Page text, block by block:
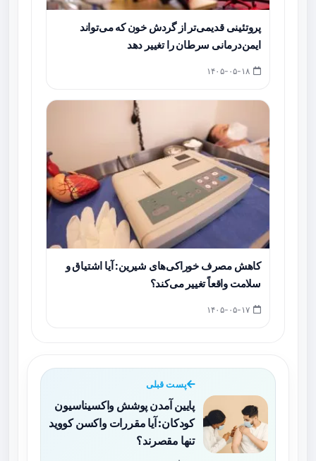
پروتئینی قدیمی‌تر از گردش خون که می‌تواند
ایمن‌درمانی سرطان را تغییر دهد
کاهش مصرف خوراکی‌های شیرین: آیا اشتیاق و
سلامت واقعاً تغییر می‌کند؟
پست قبلی
پایین آمدن پوشش واکسیناسیون
کودکان: آیا مقررات واکسن کووید
تنها مقصرند؟